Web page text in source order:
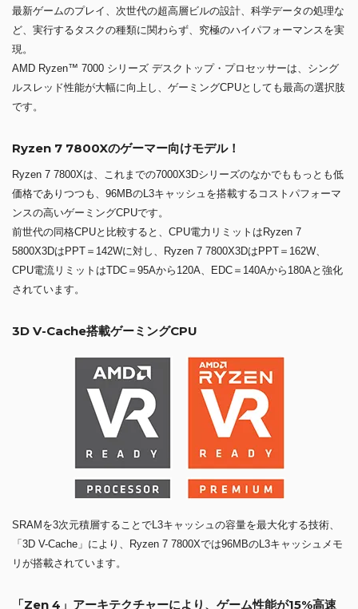
最新ゲームのプレイ、次世代の超高層ビルの設計、科学データの処理な
ど、実行するタスクの種類に関わらず、究極のハイパフォーマンスを実
現。
AMD Ryzen™ 7000 シリーズ デスクトップ・プロセッサーは、シング
ルスレッド性能が大幅に向上し、ゲーミングCPUとしても最高の選択肢
です。
Ryzen 7 7800Xのゲーマー向けモデル！
Ryzen 7 7800Xは、これまでの7000X3Dシリーズのなかでももっとも低
価格でありつつも、96MBのL3キャッシュを搭載するコストパフォーマ
ンスの高いゲーミングCPUです。
前世代の同格CPUと比較すると、CPU電力リミットはRyzen 7
5800X3DはPPT＝142Wに対し、Ryzen 7 7800X3DはPPT＝162W、
CPU電流リミットはTDC＝95Aから120A、EDC＝140Aから180Aと強化
されています。
3D V-Cache搭載ゲーミングCPU
SRAMを3次元積層することでL3キャッシュの容量を最大化する技術、
「3D V-Cache」により、Ryzen 7 7800Xでは96MBのL3キャッシュメモ
リが搭載されています。
「Zen 4」アーキテクチャーにより、ゲーム性能が15%高速